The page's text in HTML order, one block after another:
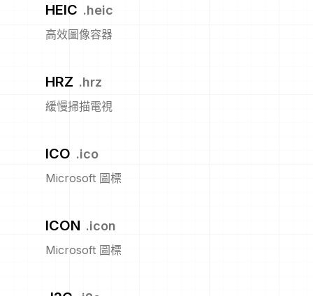
HEIC .heic
高效圖像容器
HRZ .hrz
緩慢掃描電視
ICO .ico
Microsoft 圖標
ICON .icon
Microsoft 圖標